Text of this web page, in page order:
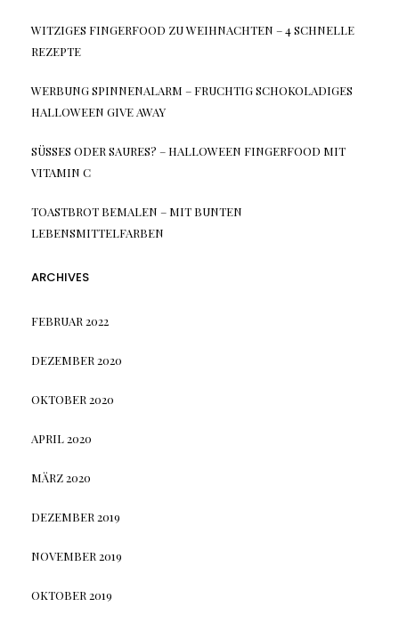
WITZIGES FINGERFOOD ZU WEIHNACHTEN – 4 SCHNELLE
REZEPTE
WERBUNG SPINNENALARM – FRUCHTIG SCHOKOLADIGES
HALLOWEEN GIVE AWAY
SÜSSES ODER SAURES? – HALLOWEEN FINGERFOOD MIT V
ITAMIN C
TOASTBROT BEMALEN – MIT BUNTEN
LEBENSMITTELFARBEN
ARCHIVES
FEBRUAR 2022
DEZEMBER 2020
OKTOBER 2020
APRIL 2020
MÄRZ 2020
DEZEMBER 2019
NOVEMBER 2019
OKTOBER 2019